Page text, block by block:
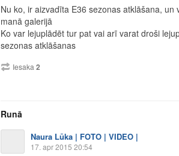
Nu ko, ir aizvadīta E36 sezonas atklāšana,
manā galerijā
Ko var lejuplādēt tur pat vai arī varat droši
sezonas atklāšanas
Iesaka 2
Runā
Naura Lūka | FOTO | VIDEO |
17. apr 2015 20:54